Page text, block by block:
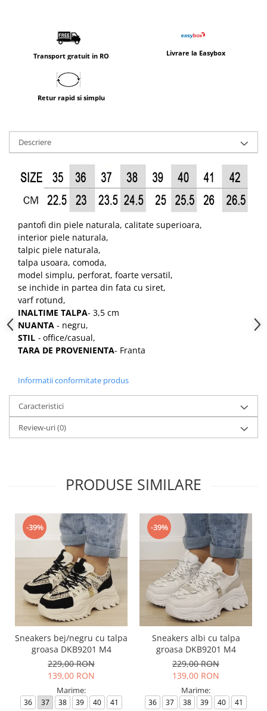
Transport gratuit in RO Livrare la Easybox
Retur rapid si simplu
Descriere
pantofi din piele naturala, calitate superioara,
interior piele naturala,
talpic piele naturala,
talpa usoara, comoda,
model simplu, perforat, foarte versatil,
se inchide in partea din fata cu siret,
varf rotund,
INALTIME TALPA- 3,5 cm
NUANTA - negru,
STIL - office/casual,
TARA DE PROVENIENTA- Franta
Informatii conformitate produs
Caracteristici
Review-uri(0)
PRODUSE SIMILARE
-39%
Sneakers bej/negru cu talpa
groasa DKB9201 M4
229,00 RON
139,00 RON
Marime:
36 37 38 39 40 41
-39%
Sneakers albi cu talpa
groasa DKB9201 M4
229,00 RON
139,00 RON
Marime:
36 37 38 39 40 41